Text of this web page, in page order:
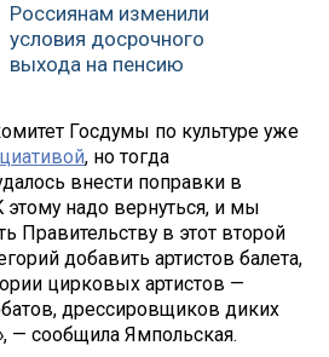
Россиянам изменили
условия досрочного
выхода на пенсию
Госдумы по культуре уже
, но тогда
внести поправки в
этому надо вернуться, и мы
Правительству в этот второй
добавить артистов балета,
цирковых артистов —
дрессировщиков диких
— сообщила Ямпольская.